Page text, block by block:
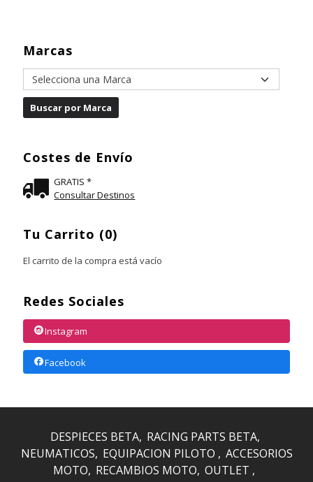
Marcas
Costes de Envío
GRATIS *
Consultar Destinos
Tu Carrito (0)
El carrito de la compra está vacío
Redes Sociales
Instagram
Facebook
DESPIECES BETA RACING PARTS BETA
NEUMATICOS EQUIPACION PILOTO
ACCESORIOS
MOTO RECAMBIOS MOTO OUTLET